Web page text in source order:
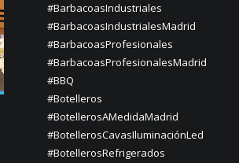
#BarbacoasIndustriales
#BarbacoasIndustrialesMadrid
#BarbacoasProfesionales
#BarbacoasProfesionalesMadrid
#BBQ
#Botelleros
#BotellerosAMedidaMadrid
#BotellerosCavasIluminaciónLed
#BotellerosRefrigerados